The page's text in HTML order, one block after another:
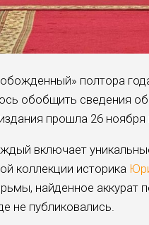
полтора
обобщить сведения
прошла 26
включает
коллекции историка
найденное аккурат
не публиковались.